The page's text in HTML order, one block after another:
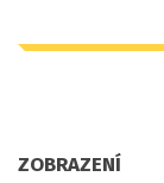
ZOBRAZENÍ